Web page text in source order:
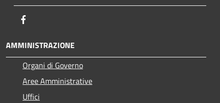
AMMINISTRAZIONE
Organi di Governo
Aree Amministrative
Uffici